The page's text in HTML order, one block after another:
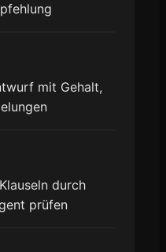
mit Gehalt,
durch
prüfen